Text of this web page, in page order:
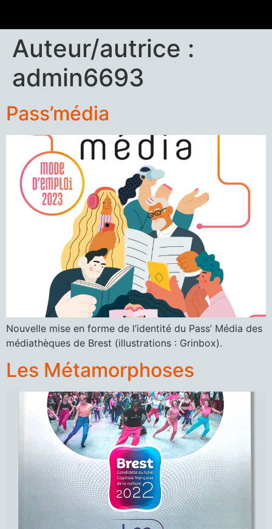
Auteur/autrice :
admin6693
Pass’média
Nouvelle mise en forme de l’identité du Pass’ Média des
médiathèques de Brest (illustrations : Grinbox).
Les Métamorphoses